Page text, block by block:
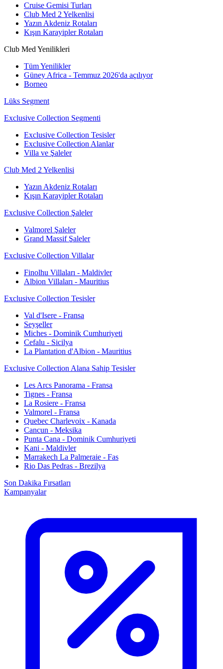
Cruise Gemisi Turları
Club Med 2 Yelkenlisi
Yazın Akdeniz Rotaları
Kışın Karayipler Rotaları
Club Med Yenilikleri
Tüm Yenilikler
Güney Africa - Temmuz 2026'da açılıyor
Borneo
Lüks Segment
Exclusive Collection Segmenti
Exclusive Collection Tesisler
Exclusive Collection Alanlar
Villa ve Şaleler
Club Med 2 Yelkenlisi
Yazın Akdeniz Rotaları
Kışın Karayipler Rotaları
Exclusive Collection Şaleler
Valmorel Şaleler
Grand Massif Şaleler
Exclusive Collection Villalar
Finolhu Villaları - Maldivler
Albion Villaları - Mauritius
Exclusive Collection Tesisler
Val d'Isere - Fransa
Seyşeller
Miches - Dominik Cumhuriyeti
Cefalu - Sicilya
La Plantation d'Albion - Mauritius
Exclusive Collection Alana Sahip Tesisler
Les Arcs Panorama - Fransa
Tignes - Fransa
La Rosiere - Fransa
Valmorel - Fransa
Quebec Charlevoix - Kanada
Cancun - Meksika
Punta Cana - Dominik Cumhuriyeti
Kani - Maldivler
Marrakech La Palmeraie - Fas
Rio Das Pedras - Brezilya
Son Dakika Fırsatları
Kampanyalar